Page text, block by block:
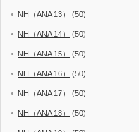
NH（ANA 13） (50)
NH（ANA 14） (50)
NH（ANA 15） (50)
NH（ANA 16） (50)
NH（ANA 17） (50)
NH（ANA 18） (50)